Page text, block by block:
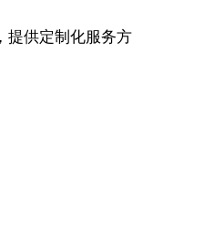
提供定制化服务方